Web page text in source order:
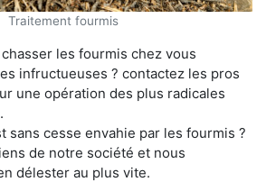
Traitement fourmis
les fourmis chez vous
infructueuses ? contactez les pros
une opération des plus radicales
sans cesse envahie par les fourmis ?
de notre société et nous
délester au plus vite.